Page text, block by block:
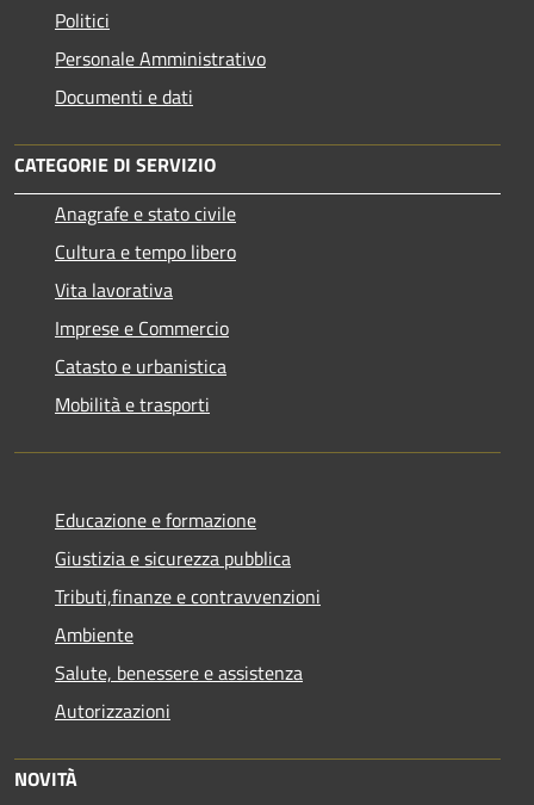
Politici
Personale Amministrativo
Documenti e dati
CATEGORIE DI SERVIZIO
Anagrafe e stato civile
Cultura e tempo libero
Vita lavorativa
Imprese e Commercio
Catasto e urbanistica
Mobilità e trasporti
Educazione e formazione
Giustizia e sicurezza pubblica
Tributi,finanze e contravvenzioni
Ambiente
Salute, benessere e assistenza
Autorizzazioni
NOVITÀ